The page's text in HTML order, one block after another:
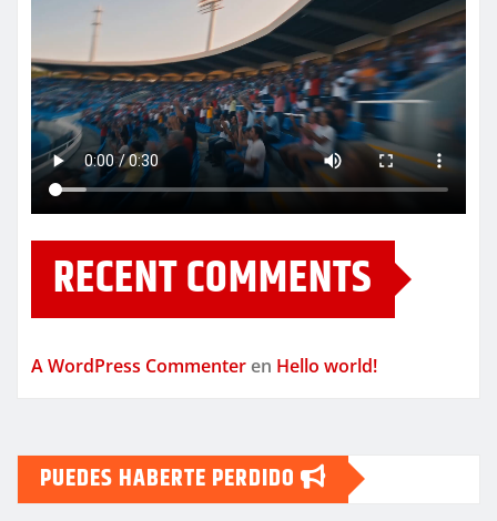
RECENT COMMENTS
A WordPress Commenter en Hello world!
PUEDES HABERTE PERDIDO